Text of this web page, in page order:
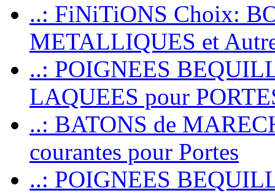
..: FiNiTiONS Choix:
METALLIQUES et
..: POIGNEES
LAQUEES pour
..: BATONS de
courantes pour Portes
..: POIGNEES